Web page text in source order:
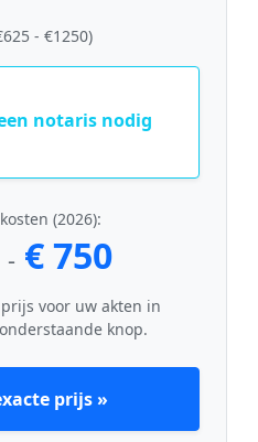
- €1250)
notaris nodig
(2026):
- € 750
voor uw akten in
knop.
prijs »